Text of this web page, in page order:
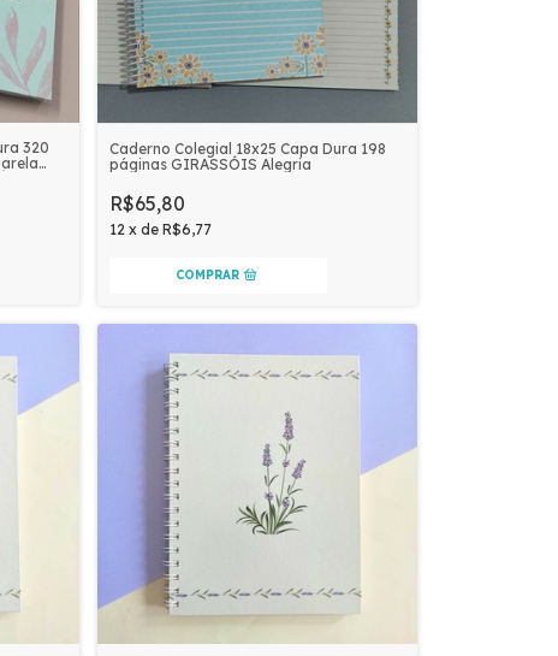
320
Caderno Colegial 18x25 Capa Dura 198
páginas GIRASSÓIS Alegria
R$65,80
12 x de R$6,77